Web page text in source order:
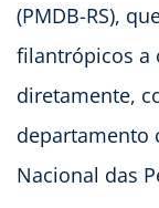
(PMDB-RS),
filantrópicos a
diretamente,
departamento
Nacional das